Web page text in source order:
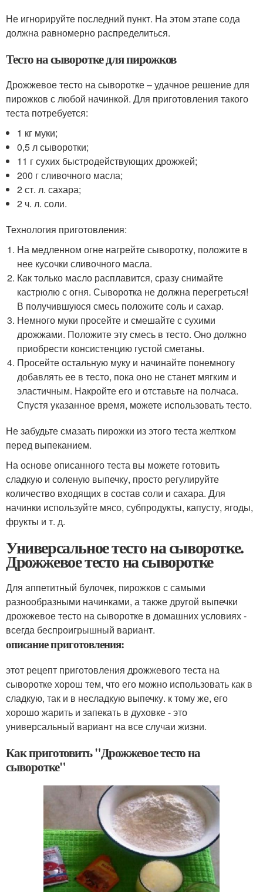
Не игнорируйте последний пункт. На этом этапе сода
должна равномерно распределиться.
Тесто на сыворотке для пирожков
Дрожжевое тесто на сыворотке – удачное решение для
пирожков с любой начинкой. Для приготовления такого
теста потребуется:
1 кг муки;
0,5 л сыворотки;
11 г сухих быстродействующих дрожжей;
200 г сливочного масла;
2 ст. л. сахара;
2 ч. л. соли.
Технология приготовления:
На медленном огне нагрейте сыворотку, положите в
нее кусочки сливочного масла.
Как только масло расплавится, сразу снимайте
кастрюлю с огня. Сыворотка не должна перегреться!
В получившуюся смесь положите соль и сахар.
Немного муки просейте и смешайте с сухими
дрожжами. Положите эту смесь в тесто. Оно должно
приобрести консистенцию густой сметаны.
Просейте остальную муку и начинайте понемногу
добавлять ее в тесто, пока оно не станет мягким и
эластичным. Накройте его и отставьте на полчаса.
Спустя указанное время, можете использовать тесто.
Не забудьте смазать пирожки из этого теста желтком
перед выпеканием.
На основе описанного теста вы можете готовить
сладкую и соленую выпечку, просто регулируйте
количество входящих в состав соли и сахара. Для
начинки используйте мясо, субпродукты, капусту, ягоды,
фрукты и т. д.
Универсальное тесто на сыворотке.
Дрожжевое тесто на сыворотке
Для аппетитный булочек, пирожков с самыми
разнообразными начинками, а также другой выпечки
дрожжевое тесто на сыворотке в домашних условиях -
всегда беспроигрышный вариант.
описание приготовления:
этот рецепт приготовления дрожжевого теста на
сыворотке хорош тем, что его можно использовать как в
сладкую, так и в несладкую выпечку. к тому же, его
хорошо жарить и запекать в духовке - это
универсальный вариант на все случаи жизни.
Как приготовить "Дрожжевое тесто на
сыворотке"